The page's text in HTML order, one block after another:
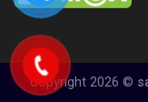
Copyright 2026 ©